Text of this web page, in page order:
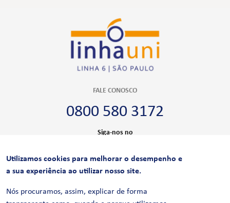
FALE CONOSCO
0800 580 3172
Siga-nos no
CERTIFICAÇÕES
Utilizamos cookies para melhorar o desempenho e
a sua experiência ao utilizar nosso site.
Nós procuramos, assim, explicar de forma